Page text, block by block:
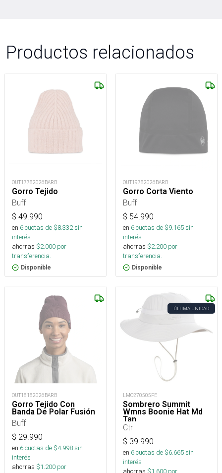
Productos relacionados
OUT17782026BARB
Gorro Tejido
Buff
$ 49.990
en 6cuotas de $8.332sin
interés
ahorras $2.000 por
transferencia.
Disponible
OUT19782026BARB
Gorro Corta Viento
Buff
$ 54.990
en 6cuotas de $9.165sin
interés
ahorras $2.200 por
transferencia.
Disponible
OUT18182026BARB
Gorro Tejido Con
Banda De Polar Fusión
Buff
$ 29.990
en 6cuotas de $4.998sin
interés
ahorras $1.200 por
ÚLTIMA UNIDAD
LMO270505FE
Sombrero Summit
Wmns Boonie Hat Md
Tan
Ctr
$ 39.990
en 6cuotas de $6.665sin
interés
ahorras $1.600 por